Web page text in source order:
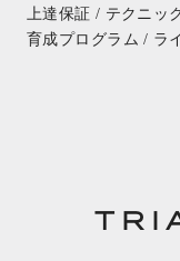
上達保証 / テクニッ
育成プログラム / ラ